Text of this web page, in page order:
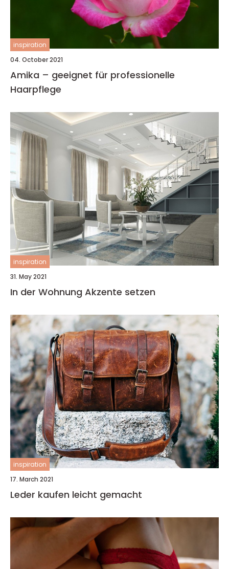
inspiration
04. October 2021
Amika – geeignet für professionelle
Haarpflege
inspiration
31. May 2021
In der Wohnung Akzente setzen
inspiration
17. March 2021
Leder kaufen leicht gemacht